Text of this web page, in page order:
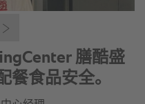
膳酷盛
餐食品安全。